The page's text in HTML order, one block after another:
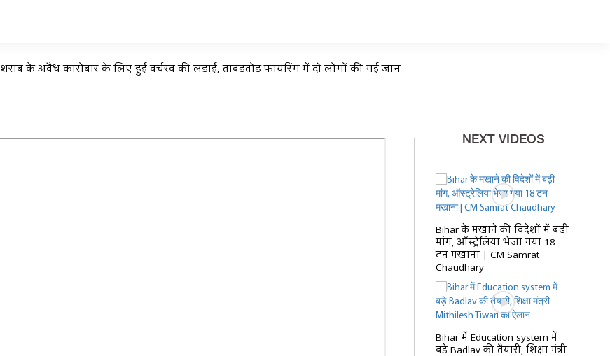
शराब के अवैध कारोबार के लिए हुई वर्चस्व की लड़ाई, ताबड़तोड़ फायरिंग में दो लोगों की गई जान
NEXT VIDEOS
Bihar के मखाने की विदेशों में बढ़ी
मांग, ऑस्ट्रेलिया भेजा गया 18
टन मखाना | CM Samrat
Chaudhary
Bihar में Education system में
बड़े Badlav की तैयारी, शिक्षा मंत्री